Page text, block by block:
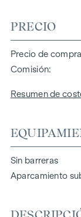
PRECIO
Precio de compra
Comisión
Resumen de
Sin barreras
Aparcamiento